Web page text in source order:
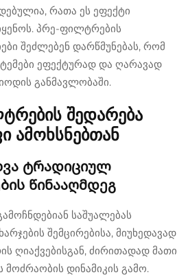
რათა ეს ეფექტი
პრე-ფილტრების
შეძლებენ დარწმუნებას, რომ
ეფექტურად და ღარავად
განმავლობაში.
შედარება
ამოხსნებთან
ტრადიციულ
წინააღმდეგ
საშუალებას
შემცირებისა, მიუხედავად
ღიაქვებისგან, ძირითადად მათი
დინამიკის გამო.